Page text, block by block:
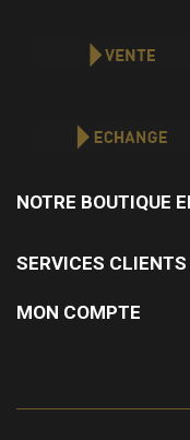
NOTRE BOUTIQUE
SERVICES CLIENTS
MON COMPTE